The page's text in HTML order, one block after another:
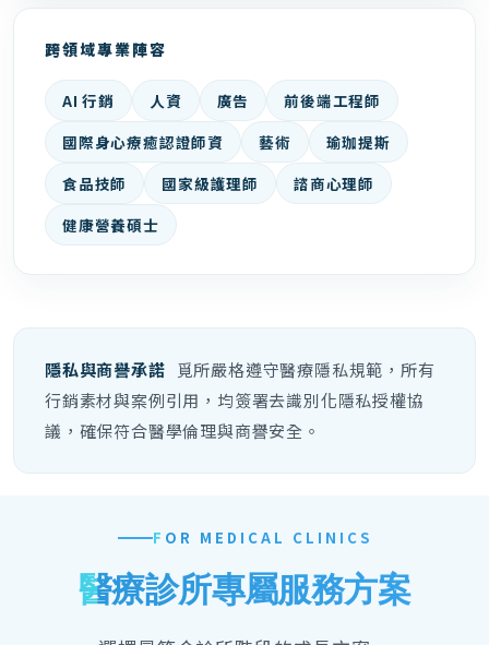
跨領域專業陣容
AI 行銷 人資 廣告
前後端工程師
國際身心療癒認證師資
藝術
瑜珈提斯
食品技師
國家級護理師
諮商心理師
健康營養碩士
隱私與商譽承諾 覓所嚴格遵守醫療隱私規範，所有
行銷素材與案例引用，均簽署去識別化隱私授權協
議，確保符合醫學倫理與商譽安全。
FOR MEDICAL CLINICS
醫療診所專屬服務方案